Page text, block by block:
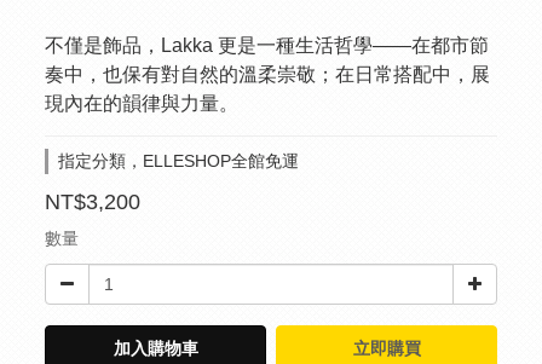
不僅是飾品，Lakka 更是一種生活哲學——在都市節
奏中，也保有對自然的溫柔崇敬；在日常搭配中，展
現內在的韻律與力量。
指定分類，ELLESHOP全館免運
NT$3,200
數量
加入購物車 立即購買